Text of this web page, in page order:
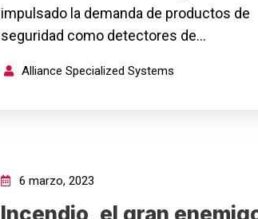
impulsado la demanda de productos de
seguridad como detectores de…
Alliance Specialized Systems
6 marzo, 2023
Incendio, el gran